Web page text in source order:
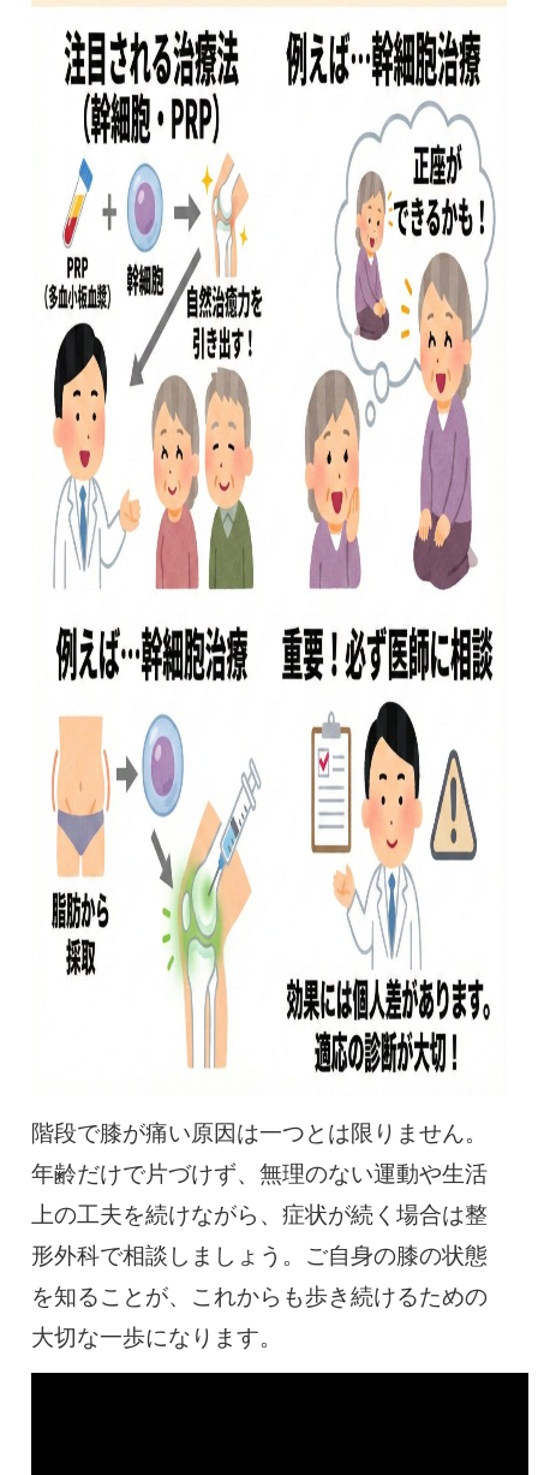
階段で膝が痛い原因は一つとは限りません。
年齢だけで片づけず、無理のない運動や生活
上の工夫を続けながら、症状が続く場合は整
形外科で相談しましょう。ご自身の膝の状態
を知ることが、これからも歩き続けるための
大切な一歩になります。